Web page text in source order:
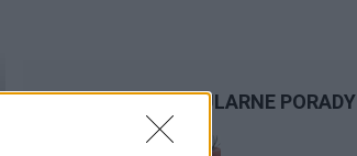
POPULARNE PORADY